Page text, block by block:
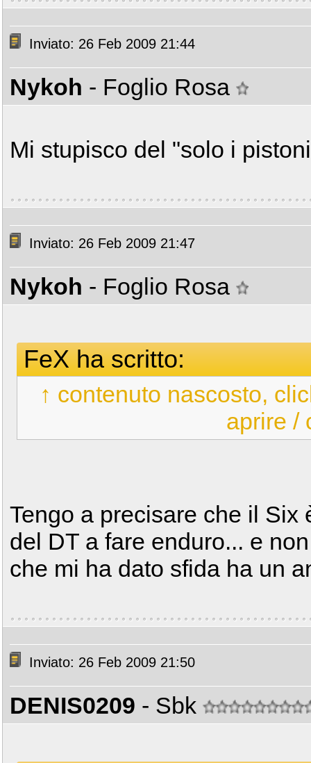
Inviato: 26 Feb 2009 21:44
Nykoh - Foglio Rosa
Mi stupisco del "solo i
Inviato: 26 Feb 2009 21:47
Nykoh - Foglio Rosa
FeX ha scritto:
↑ contenuto nascosto,
aprire /
Tengo a precisare che il Six
del DT a fare enduro... e
che mi ha dato sfida ha un
Inviato: 26 Feb 2009 21:50
DENIS0209 - Sbk